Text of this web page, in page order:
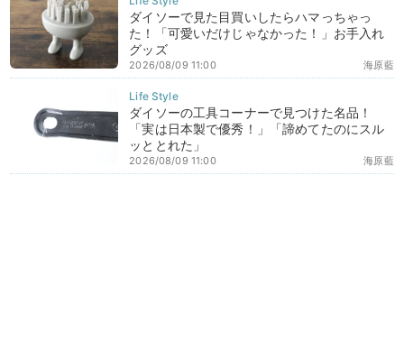
ダイソーで見た目買いしたらハマっちゃっ
た！「可愛いだけじゃなかった！」お手入れ
グッズ
海原藍
2026/08/09 11:00
ダイソーの工具コーナーで見つけた名品！
「実は日本製で優秀！」「諦めてたのにスル
ッととれた」
海原藍
2026/08/09 11:00